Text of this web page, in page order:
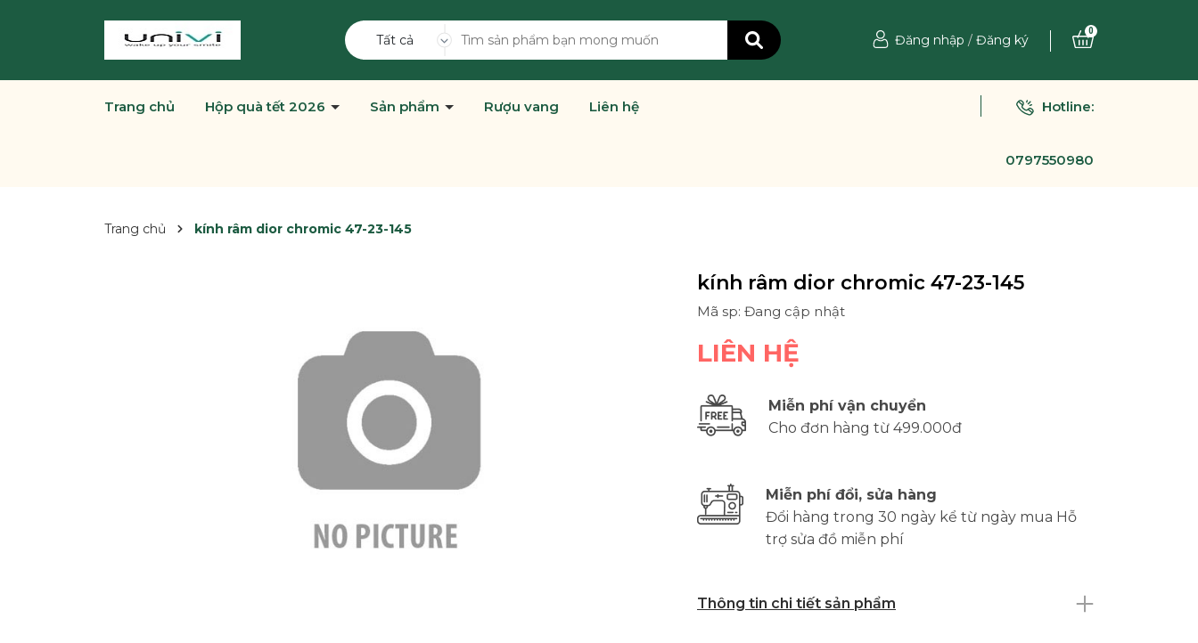
Tất cả Đăng nhập / Đăng ký
0
Trang chủ Hộp quà tết 2026 Sản phẩm Rượu vang Liên hệ Hotline:
0797550980
Trang chủ kính râm dior chromic 47-23-145
kính râm dior chromic 47-23-145
Mã sp: Đang cập nhật
LIÊN HỆ
Miễn phí vận chuyển
Cho đơn hàng từ 499.000đ
Miễn phí đổi, sửa hàng
Đổi hàng trong 30 ngày kể từ ngày mua Hỗ
trợ sửa đồ miễn phí
Thông tin chi tiết sản phẩm